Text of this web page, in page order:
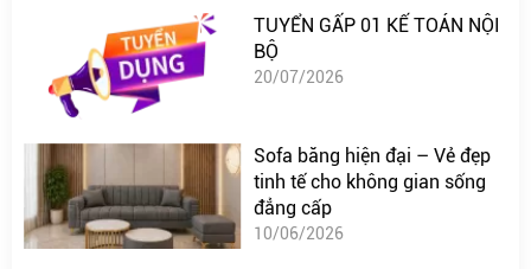
TUYỂN GẤP 01 KẾ TOÁN NỘI
BỘ
20/07/2026
Sofa băng hiện đại – Vẻ đẹp
tinh tế cho không gian sống
đẳng cấp
10/06/2026